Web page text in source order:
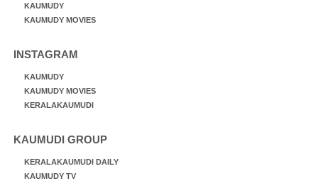
KAUMUDY
KAUMUDY MOVIES
INSTAGRAM
KAUMUDY
KAUMUDY MOVIES
KERALAKAUMUDI
KAUMUDI GROUP
KERALAKAUMUDI DAILY
KAUMUDY TV